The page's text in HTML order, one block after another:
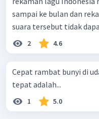
sampai ke bulan dan
suara tersebut tidak
2 4.6
Cepat rambat bunyi di
tepat adalah...
1 5.0